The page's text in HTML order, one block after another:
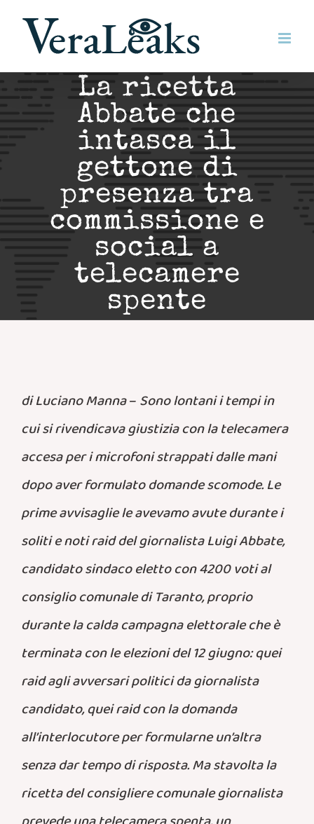
Salta
contenuto
La ricetta
Abbate che
intasca il
gettone di
presenza tra
commissione e
social a
telecamere
spente
di Luciano Manna–Sono lontani i tempi in
cui si rivendicava giustizia con la telecamera
accesa per i microfoni strappati dalle mani
dopo aver formulato domande scomode. Le
prime avvisaglie le avevamo avute durante i
soliti e noti raid del giornalista Luigi Abbate,
candidato sindaco eletto con 4200 voti al
consiglio comunale di Taranto, proprio
durante la calda campagna elettorale che è
terminata con le elezioni del 12 giugno: quei
raid agli avversari politici da giornalista
candidato, quei raid con la domanda
all’interlocutore per formularne un’altra
senza dar tempo di risposta. Ma stavolta la
ricetta del consigliere comunale giornalista